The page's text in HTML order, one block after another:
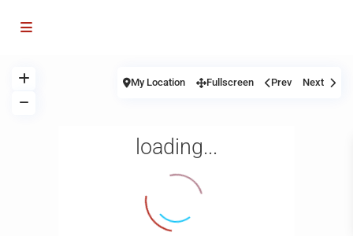
loading...
My Location Fullscreen Prev Next